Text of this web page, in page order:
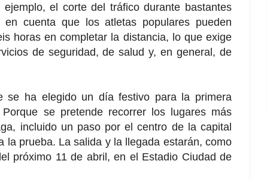
ejemplo, el corte del tráfico durante bastantes
cuenta que los atletas populares pueden
horas en completar la distancia, lo que exige
de seguridad, de salud y, en general, de
se ha elegido un día festivo para la primera
se pretende recorrer los lugares más
incluido un paso por el centro de la capital
la prueba. La salida y la llegada estarán, como
próximo 11 de abril, en el Estadio Ciudad de